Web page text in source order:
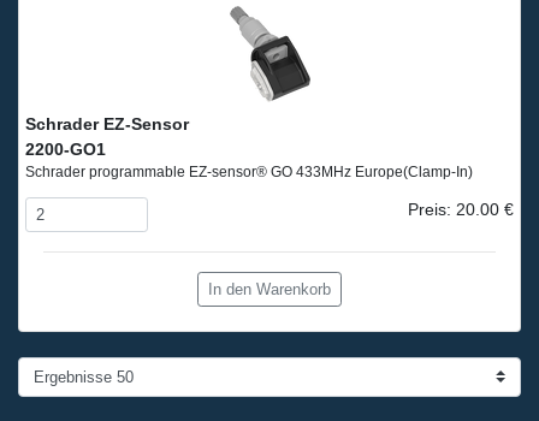
Schrader EZ-Sensor
2200-GO1
Schrader programmable EZ-sensor® GO 433MHz Europe(Clamp-In)
Preis: 20.00 €
In den Warenkorb